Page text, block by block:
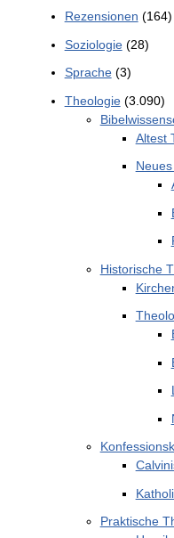
Rezensionen (164)
Soziologie(28)
Sprache(3)
Theologie(3.090)
Altest
Historische
Praktische